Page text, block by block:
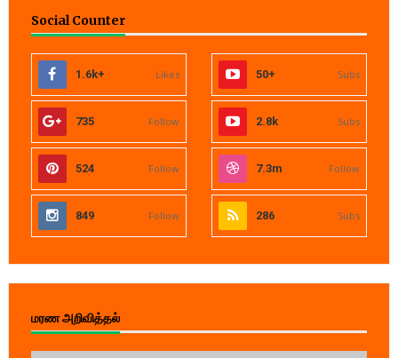
Social Counter
1.6k+ Likes 50+ Subs
735 Follow 2.8k Subs
524 Follow 7.3m Follow
849 Follow 286 Subs
மரண அறிவித்தல்